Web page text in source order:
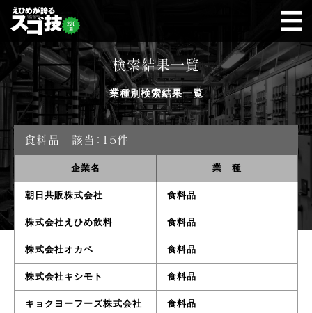
検索結果一覧
業種別検索結果一覧
食料品 該当：15件
企業名 業 種
朝日共販株式会社 食料品
株式会社えひめ飲料 食料品
株式会社オカベ 食料品
株式会社キシモト 食料品
キョクヨーフーズ株式会社 食料品